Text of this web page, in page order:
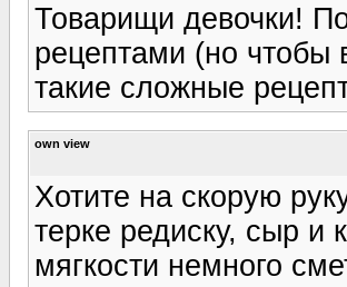
Товарищи девочки!
рецептами (но чтобы
такие сложные
own view
Хотите на скорую
терке редиску, сыр и
мягкости немного